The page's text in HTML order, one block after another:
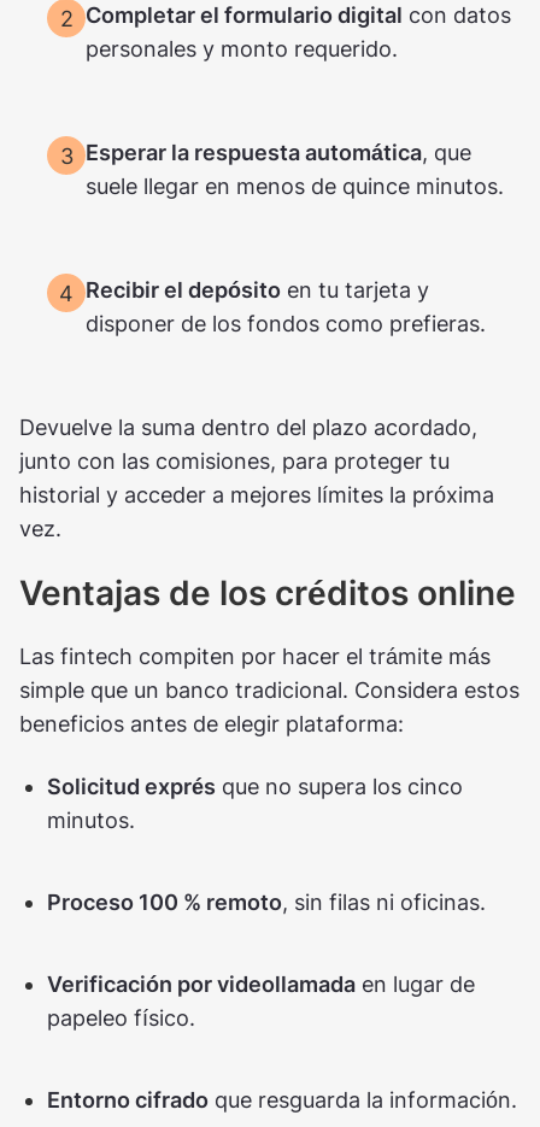
Completar el formulario digital con datos
personales y monto requerido.
Esperar la respuesta automática, que
suele llegar en menos de quince minutos.
Recibir el depósito en tu tarjeta y
disponer de los fondos como prefieras.
Devuelve la suma dentro del plazo acordado,
junto con las comisiones, para proteger tu
historial y acceder a mejores límites la próxima
vez.
Ventajas de los créditos online
Las fintech compiten por hacer el trámite más
simple que un banco tradicional. Considera estos
beneficios antes de elegir plataforma:
Solicitud exprés que no supera los cinco
minutos.
Proceso 100 % remoto, sin filas ni oficinas.
Verificación por videollamada en lugar de
papeleo físico.
Entorno cifrado que resguarda la información.